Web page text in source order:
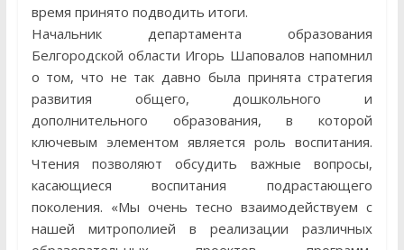
время принято подводить итоги.
Начальник департамента образования
Белгородской области Игорь Шаповалов напомнил
о том, что не так давно была принята стратегия
развития общего, дошкольного и
дополнительного образования, в которой
ключевым элементом является роль воспитания.
Чтения позволяют обсудить важные вопросы,
касающиеся воспитания подрастающего
поколения. «Мы очень тесно взаимодействуем с
нашей митрополией в реализации различных